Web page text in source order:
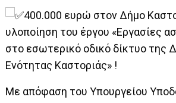
400.000 ευρώ στον Δήμο
υλοποίηση του έργου «Εργασίες
στο εσωτερικό οδικό δίκτυο της
Ενότητας Καστοριάς» !
Με απόφαση του Υπουργείου